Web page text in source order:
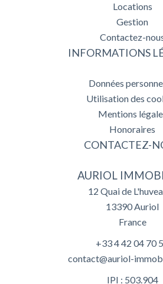
Locations
Gestion
Contactez-
INFORMATIONS
Données
Utilisation des
Mentions
Honoraires
CONTACTEZ-
AURIOL
12 Quai de
13390Auriol
France
+33 4 42 04 70
contact@auriol-
IPI : 503.904